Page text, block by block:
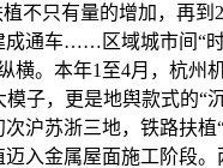
不只有量的增加，再到
成通车……区域城市间“
横。本年1至4月，杭州
子，更是地舆款式的“
沪苏浙三地，铁路扶植
入金属屋面施工阶段